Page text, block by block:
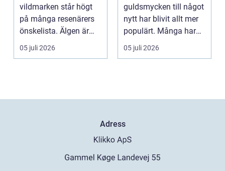
vildmarken står högt
på många resenärers
önskelista. Älgen är
Skandinaviens ikonis...
05 juli 2026
guldsmycken till något
nytt har blivit allt mer
populärt. Många har
ärvda ringar, ...
05 juli 2026
Adress